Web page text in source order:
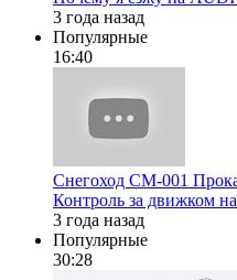
3 года назад
Популярные
16:40
Снегоход СМ-001
Контроль за движком
3 года назад
Популярные
30:28